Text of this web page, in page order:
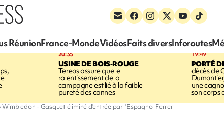
RéunionFrance-MondeVidéosFaits diversInforoutes
20:35
USINE DE BOIS-ROUGE
Tereos assure que le
ralentissement de la
campagne est lié à la faible
pureté des cannes
19:49
PORTÉ
décès de
une
son corps
Wimbledon - Gasquet éliminé d'entrée par l'Espagnol Ferrer